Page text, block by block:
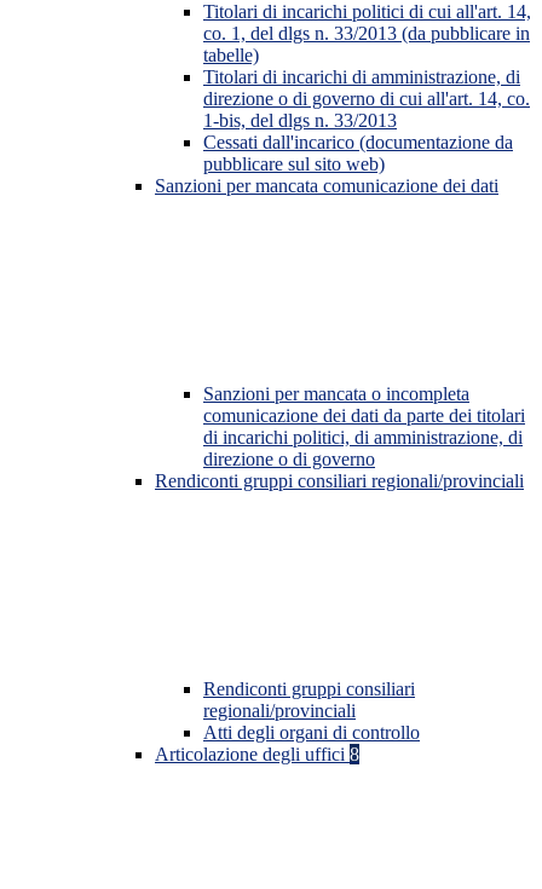
Titolari di incarichi politici di cui all'art. 14,
co. 1, del dlgs n. 33/2013 (da pubblicare in
tabelle)
Titolari di incarichi di amministrazione, di
direzione o di governo di cui all'art. 14, co.
1-bis, del dlgs n. 33/2013
Cessati dall'incarico (documentazione da
pubblicare sul sito web)
Sanzioni per mancata comunicazione dei dati
Sanzioni per mancata o incompleta
comunicazione dei dati da parte dei titolari
di incarichi politici, di amministrazione, di
direzione o di governo
Rendiconti gruppi consiliari regionali/provinciali
Rendiconti gruppi consiliari
regionali/provinciali
Atti degli organi di controllo
Articolazione degli uffici 8